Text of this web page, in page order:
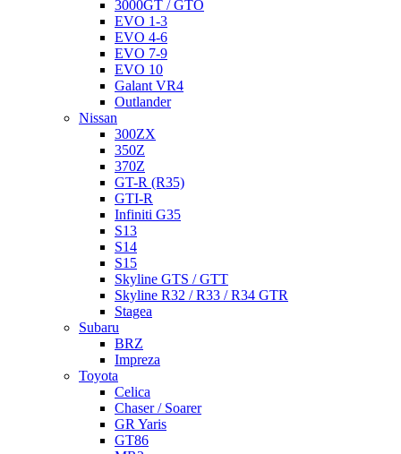
3000GT / GTO
EVO 1-3
EVO 4-6
EVO 7-9
EVO 10
Galant VR4
Outlander
Nissan
300ZX
350Z
370Z
GT-R (R35)
GTI-R
Infiniti G35
S13
S14
S15
Skyline GTS / GTT
Skyline R32 / R33 / R34 GTR
Stagea
Subaru
BRZ
Impreza
Toyota
Celica
Chaser / Soarer
GR Yaris
GT86